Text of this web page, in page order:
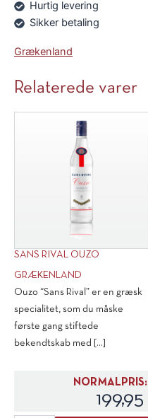
Hurtig levering
Sikker betaling
Grækenland
Relaterede varer
SANS RIVAL OUZO
GRÆKENLAND
Ouzo “Sans Rival” er en græsk
specialitet, som du måske
første gang stiftede
bekendtskab med [...]
NORMALPRIS:
199,95